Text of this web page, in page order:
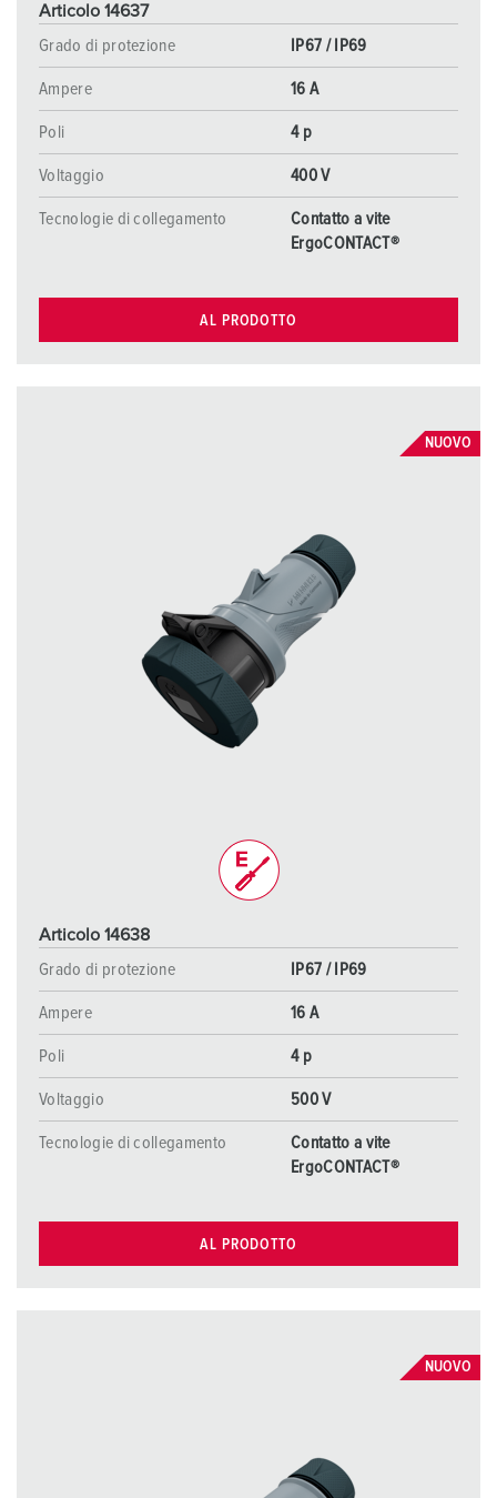
Articolo 14637
Grado di protezione
IP67 / IP69
Ampere 16 A
Poli 4 p
Voltaggio 400 V
Tecnologie di collegamento
Contatto a vite
ErgoCONTACT®
AL PRODOTTO
NUOVO
Articolo 14638
Grado di protezione
IP67 / IP69
Ampere 16 A
Poli 4 p
Voltaggio 500 V
Tecnologie di collegamento
Contatto a vite
ErgoCONTACT®
AL PRODOTTO
NUOVO